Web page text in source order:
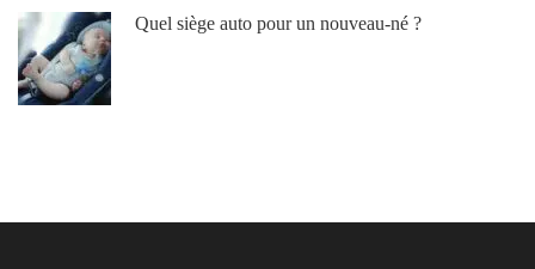
Quel siège auto pour un nouveau-né ?